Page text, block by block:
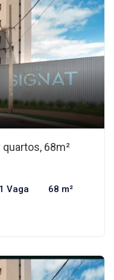
68m²
1 Vaga 68 m²